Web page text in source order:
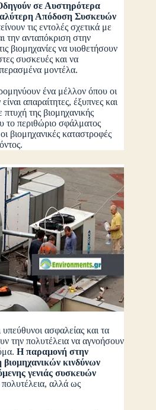
σε Αυστηρότερα
Απόδοση Συσκευών
τις εντολές σχετικά με
την ανταπόκριση στην
βιομηχανίες να υιοθετήσουν
συσκευές και να
μοντέλα.
ένα μέλλον όπου οι
απαραίτητες, έξυπνες και
της βιομηχανικής
το περιθώριο σφάλματος
βιομηχανικές καταστροφές
υπεύθυνοι ασφαλείας και τα
την πολυτέλεια να αγνοήσουν
Η παραμονή στην
κινδύνων
γενιάς συσκευών
αλλά ως